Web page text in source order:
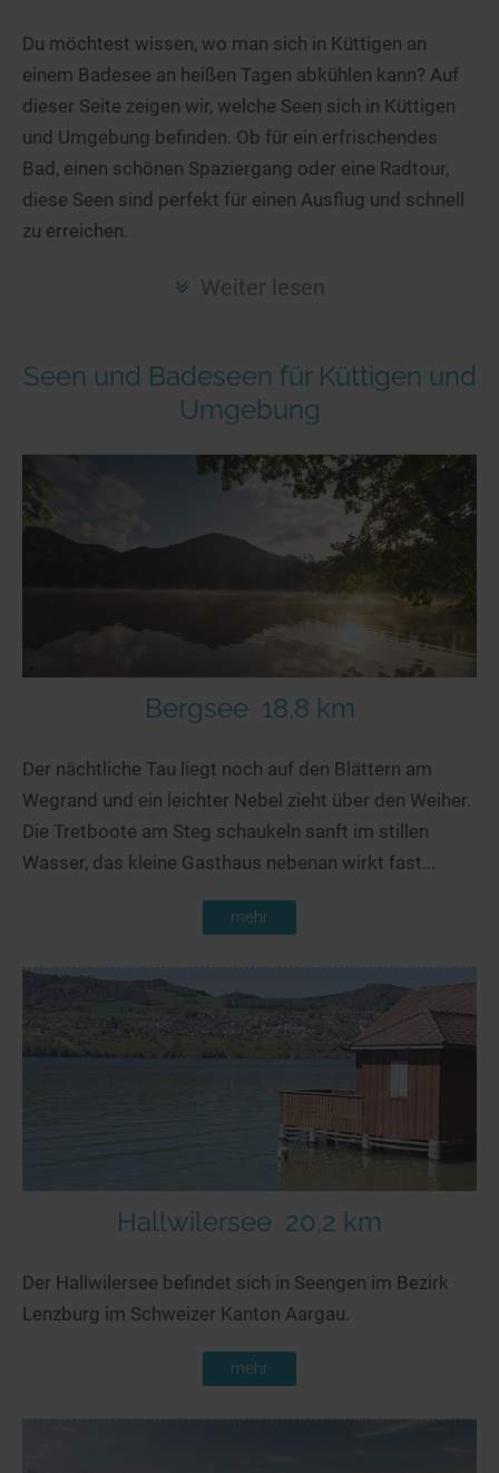
Stand Up Paddeling
Kitesurfen
Kanu- & Kajaktouren
Badeseen in Deutschland
Genuss pur
Wellness am See
Urlaub an der Küste
Direkt am Wasser
Unterkünfte
Ferienwohnungen
Hausboote
Camping
Ferienwohnungen
Hausboote
Camping am See
Top-Hotels
Top-Hotel Empfehlungen
Familienhotels
Ausgefallenes
Hundefreundliche Unterkünfte
Glamping
Finde Deinen See
Seen in Deiner Nähe
Seen in Deutschland
Seen in Europa
Strandbad-Verzeichnis
Überwachte Badestellen
Top Seen nach Bundesländern
Deutschlands Lieblingsseen
Seen in Europa
Österreich
alle Länder…
Du möchtest wissen, wo man sich in Küttigen an
einem Badesee an heißen Tagen abkühlen kann? Auf
dieser Seite zeigen wir, welche Seen sich in Küttigen
und Umgebung befinden. Ob für ein erfrischendes
Bad, einen schönen Spaziergang oder eine Radtour,
diese Seen sind perfekt für einen Ausflug und schnell
zu erreichen.
Weiter lesen
Seen und Badeseen für Küttigen und
Umgebung
Bergsee 18,8 km
Der nächtliche Tau liegt noch auf den Blättern am
Wegrand und ein leichter Nebel zieht über den Weiher.
Die Tretboote am Steg schaukeln sanft im stillen
Wasser, das kleine Gasthaus nebenan wirkt fast...
mehr
Hallwilersee 20,2 km
Der Hallwilersee befindet sich in Seengen im Bezirk
Lenzburg im Schweizer Kanton Aargau.
mehr